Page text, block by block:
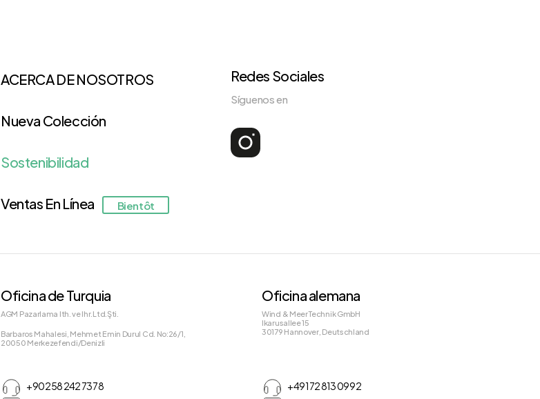
ACERCA DE NOSOTROS
Nueva Colección
Sostenibilidad
Ventas En Línea Bientôt
Redes Sociales
Síguenos en
Oficina de Turquia
AGM Pazarlama Ith. ve Ihr.Ltd.Şti.
Barbaros Mahalesi, Mehmet Emin Durul Cd. No:26/1,
20050 Merkezefendi/Denizli
+90 258 242 73 78
Oficina alemana
Wind & Meer Technik GmbH
Ikarusallee 15
30179 Hannover, Deutschland
+49 172 813 09 92